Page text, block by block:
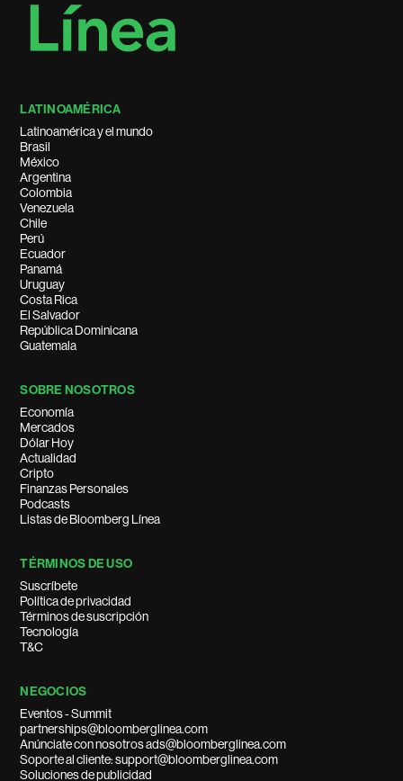
LATINOAMÉRICA
Latinoamérica y el mundo
Brasil
México
Argentina
Colombia
Venezuela
Chile
Perú
Ecuador
Panamá
Uruguay
Costa Rica
El Salvador
República Dominicana
Guatemala
SOBRE NOSOTROS
Economía
Mercados
Dólar Hoy
Actualidad
Cripto
Finanzas Personales
Podcasts
Listas de Bloomberg Línea
TÉRMINOS DE USO
Suscríbete
Política de privacidad
Términos de suscripción
Tecnología
T&C
NEGOCIOS
Eventos - Summit
partnerships@bloomberglinea.com
Anúnciate con nosotros ads@bloomberglinea.com
Soporte al cliente: support@bloomberglinea.com
Soluciones de publicidad